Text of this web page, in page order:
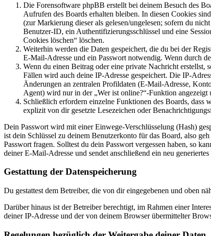
Die Forensoftware phpBB erstellt bei deinem Besuch des
Aufrufen des Boards erhalten bleiben. In diesen Cookies
(zur Markierung dieser als gelesen/ungelesen; sofern du
Benutzer-ID, ein Authentifizierungsschlüssel und eine
Cookies löschen“ löschen.
Weiterhin werden die Daten gespeichert, die du bei der
E-Mail-Adresse und ein Passwort notwendig. Wenn durch
Wenn du einen Beitrag oder eine private Nachricht erstellst,
Fällen wird auch deine IP-Adresse gespeichert. Die IP-
Änderungen an zentralen Profildaten (E-Mail-Adresse,
Agent) wird nur in der „Wer ist online?“-Funktion angezeigt
Schließlich erfordern einzelne Funktionen des Boards, dass
explizit von dir gesetzte Lesezeichen oder
Dein Passwort wird mit einer Einwege-Verschlüsselung (Hash)
ist dein Schlüssel zu deinem Benutzerkonto für das Board, also
Passwort fragen. Solltest du dein Passwort vergessen haben, so
deiner E-Mail-Adresse und sendet anschließend ein neu
Gestattung der Datenspeicherung
Du gestattest dem Betreiber, die von dir eingegebenen und oben
Darüber hinaus ist der Betreiber berechtigt, im Rahmen einer
deiner IP-Adresse und der von deinem Browser übermittelter